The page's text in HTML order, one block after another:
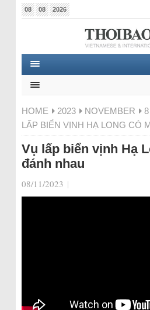
08 08 2026
HOME 2023 NOVEMBER 8
LẤP BIỂN VỊNH HẠ LONG CÓ
Vụ lấp biển vịnh Hạ
đánh nhau
08/11/2023 |